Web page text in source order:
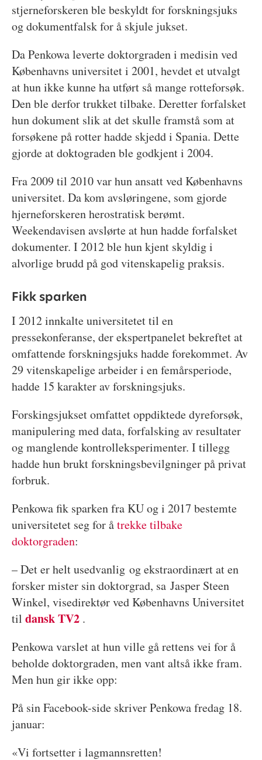
stjerneforskeren ble beskyldt for forskningsjuks
og dokumentfalsk for å skjule jukset.
Da Penkowa leverte doktorgraden i medisin ved
Københavns universitet i 2001, hevdet et utvalgt
at hun ikke kunne ha utført så mange rotteforsøk.
Den ble derfor trukket tilbake. Deretter forfalsket
hun dokument slik at det skulle framstå som at
forsøkene på rotter hadde skjedd i Spania. Dette
gjorde at doktograden ble godkjent i 2004.
Fra 2009 til 2010 var hun ansatt ved Københavns
universitet. Da kom avsløringene, som gjorde
hjerneforskeren herostratisk berømt.
Weekendavisen avslørte at hun hadde forfalsket
dokumenter. I 2012 ble hun kjent skyldig i
alvorlige brudd på god vitenskapelig praksis.
Fikk sparken
I 2012 innkalte universitetet til en
pressekonferanse, der ekspertpanelet bekreftet at
omfattende forskningsjuks hadde forekommet. Av
29 vitenskapelige arbeider i en femårsperiode,
hadde 15 karakter av forskningsjuks.
Forskingsjukset omfattet oppdiktede dyreforsøk,
manipulering med data, forfalsking av resultater
og manglende kontrolleksperimenter. I tillegg
hadde hun brukt forskningsbevilgninger på privat
forbruk.
Penkowa fik sparken fra KU og i 2017 bestemte
universitetet seg for åtrekke tilbake
doktorgraden:
– Det er helt usedvanlig og ekstraordinært at en
forsker mister sin doktorgrad, sa Jasper Steen
Winkel, visedirektør ved Københavns Universitet
til dansk TV2 .
Penkowa varslet at hun ville gå rettens vei for å
beholde doktorgraden, men vant altså ikke fram.
Men hun gir ikke opp:
På sin Facebook-side skriver Penkowa fredag 18.
januar:
«Vi fortsetter i lagmannsretten!